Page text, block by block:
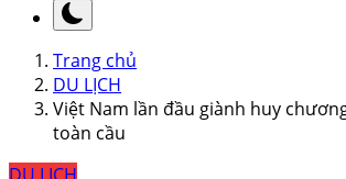
Trang chủ
DU LỊCH
Việt Nam lần đầu giành huy
toàn cầu
DU LỊCH